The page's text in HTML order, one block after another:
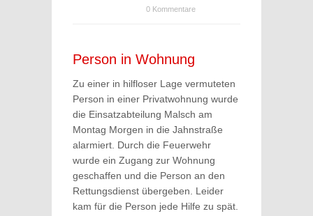
0 Kommentare
Person in Wohnung
Zu einer in hilfloser Lage vermuteten
Person in einer Privatwohnung wurde
die Einsatzabteilung Malsch am
Montag Morgen in die Jahnstraße
alarmiert. Durch die Feuerwehr
wurde ein Zugang zur Wohnung
geschaffen und die Person an den
Rettungsdienst übergeben. Leider
kam für die Person jede Hilfe zu spät.